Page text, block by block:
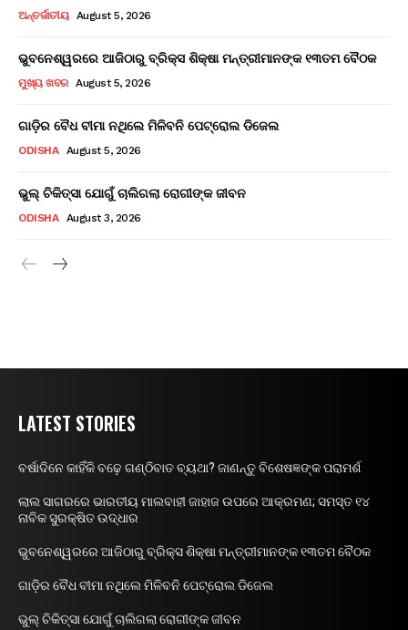
ଅନ୍ତର୍ଜାତୀୟ August 5, 2026
ଭୁବନେଶ୍ୱରରେ ଆଜିଠାରୁ ବ୍ରିକ୍ସ ଶିକ୍ଷା ମନ୍ତ୍ରୀମାନଙ୍କ ୧୩ତମ ବୈଠକ
ମୁଖ୍ୟ ଖବର August 5, 2026
ଗାଡ଼ିର ବୈଧ ବୀମା ନଥିଲେ ମିଳିବନି ପେଟ୍ରୋଲ ଡିଜେଲ
ODISHA August 5, 2026
ଭୁଲ୍ ଚିକିତ୍ସା ଯୋଗୁଁ ଚାଲିଗଲା ରୋଗୀଙ୍କ ଜୀବନ
ODISHA August 3, 2026
LATEST STORIES
ବର୍ଷାଦିନେ କାହିଁକି ବଢ଼େ ଗଣ୍ଠିବାତ ବ୍ୟଥା? ଜାଣନ୍ତୁ ବିଶେଷଜ୍ଞଙ୍କ ପରାମର୍ଶ
ଲାଲ ସାଗରରେ ଭାରତୀୟ ମାଲବାହୀ ଜାହାଜ ଉପରେ ଆକ୍ରମଣ; ସମସ୍ତ ୧୪
ନାବିକ ସୁରକ୍ଷିତ ଉଦ୍ଧାର
ଭୁବନେଶ୍ୱରରେ ଆଜିଠାରୁ ବ୍ରିକ୍ସ ଶିକ୍ଷା ମନ୍ତ୍ରୀମାନଙ୍କ ୧୩ତମ ବୈଠକ
ଗାଡ଼ିର ବୈଧ ବୀମା ନଥିଲେ ମିଳିବନି ପେଟ୍ରୋଲ ଡିଜେଲ
ଭୁଲ୍ ଚିକିତ୍ସା ଯୋଗୁଁ ଚାଲିଗଲା ରୋଗୀଙ୍କ ଜୀବନ